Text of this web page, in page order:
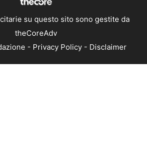
su questo sito sono gestite da
theCoreAdv
- Privacy Policy - Disclaimer